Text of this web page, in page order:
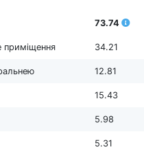
73.74
приміщення 34.21
12.81
15.43
5.98
5.31